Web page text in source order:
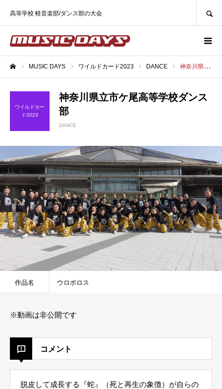
高等学校 軽音楽部/ダンス部の大会
MUSIC DAYS ワイルドカード2023 DANCE 神奈川県立市ケ尾高等学校ダンス部
ワイルドカー
ド2023
神奈川県立市ケ尾高等学校ダンス
部
DANCE
作品名 ウロボロス
※動画は非公開です
コメント
脱皮して成長する『蛇』（死と再生の象徴）が自らの